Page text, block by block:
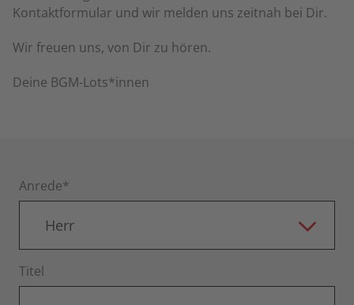
Kontaktformular und wir melden uns zeitnah bei Dir.
Wir freuen uns, von Dir zu hören.
Deine BGM-Lots*innen
Anrede*
Herr
Titel